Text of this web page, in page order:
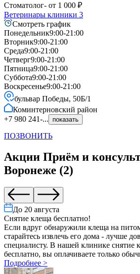
Стоматолог- от 1 000 ₽
Ветеринары клиники 3
Смотреть график
Понедельник9:00-21:00
Вторник9:00-21:00
Среда9:00-21:00
Четверг9:00-21:00
Пятница9:00-21:00
Суббота9:00-21:00
Воскресенье9:00-21:00
бульвар Победы, 50Б/1
Коминтерновский район
+7 980 241-...
показать
ПОЗВОНИТЬ
Акции Приём и
Воронеже (2)
До 20 августа
Cнятие клеща бесплатно!
Если вдруг обнаружили клеща на
старайтесь извлечь его дома - лучше
специалисту. В нашей клинике снятие
бесплатно, вы оплачиваете только
Подробнее >